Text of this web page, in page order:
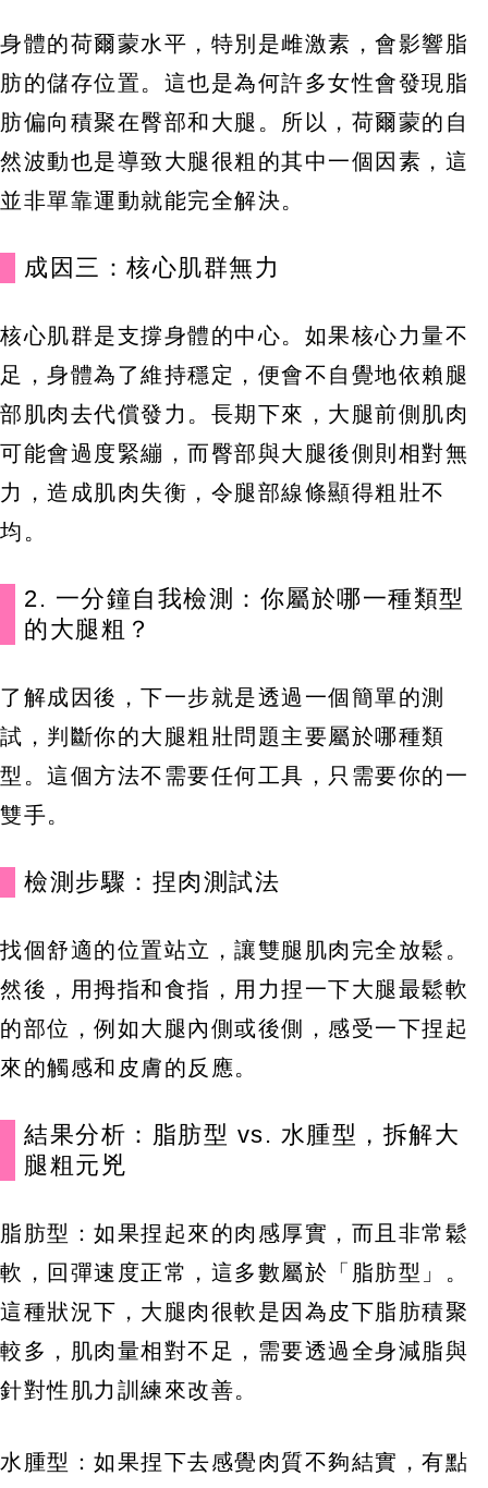
身體的荷爾蒙水平，特別是雌激素，會影響脂
肪的儲存位置。這也是為何許多女性會發現脂
肪偏向積聚在臀部和大腿。所以，荷爾蒙的自
然波動也是導致大腿很粗的其中一個因素，這
並非單靠運動就能完全解決。
成因三：核心肌群無力
核心肌群是支撐身體的中心。如果核心力量不
足，身體為了維持穩定，便會不自覺地依賴腿
部肌肉去代償發力。長期下來，大腿前側肌肉
可能會過度緊繃，而臀部與大腿後側則相對無
力，造成肌肉失衡，令腿部線條顯得粗壯不
均。
2. 一分鐘自我檢測：你屬於哪一種類型
的大腿粗？
了解成因後，下一步就是透過一個簡單的測
試，判斷你的大腿粗壯問題主要屬於哪種類
型。這個方法不需要任何工具，只需要你的一
雙手。
檢測步驟：捏肉測試法
找個舒適的位置站立，讓雙腿肌肉完全放鬆。
然後，用拇指和食指，用力捏一下大腿最鬆軟
的部位，例如大腿內側或後側，感受一下捏起
來的觸感和皮膚的反應。
結果分析：脂肪型 vs. 水腫型，拆解大
腿粗元兇
脂肪型：如果捏起來的肉感厚實，而且非常鬆
軟，回彈速度正常，這多數屬於「脂肪型」。
這種狀況下，大腿肉很軟是因為皮下脂肪積聚
較多，肌肉量相對不足，需要透過全身減脂與
針對性肌力訓練來改善。
水腫型：如果捏下去感覺肉質不夠結實，有點